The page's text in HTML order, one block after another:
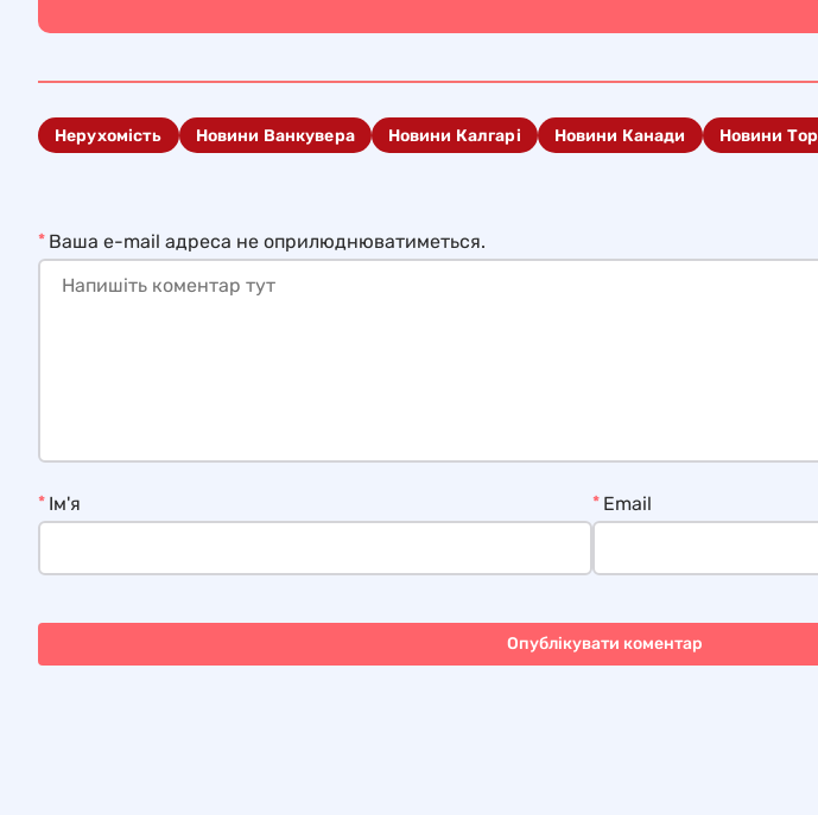
Нерухомість Новини Ванкувера Новини Калгарі Новини Канади Новини
Ваша e-mail адреса не оприлюднюватиметься.
*
Ім'я
* Email
*